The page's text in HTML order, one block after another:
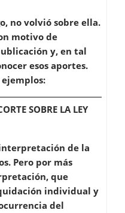
no volvió sobre ella.
motivo de
y, en tal
esos aportes.
ejemplos:
SOBRE LA LEY
de la
Pero por más
que
individual y
del